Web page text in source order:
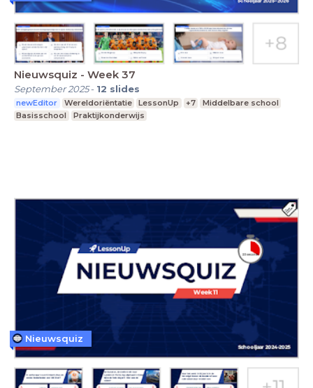
Nieuwsquiz - Week 37
September 2025- 12 slides
newEditor Wereldoriëntatie LessonUp +7
Middelbare school
Basisschool
Praktijkonderwijs
Nieuwsquiz